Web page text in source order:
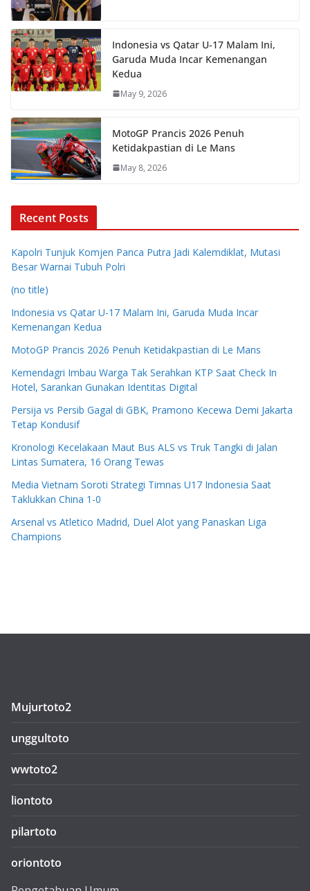
Indonesia vs Qatar U-17 Malam Ini,
Garuda Muda Incar Kemenangan
Kedua
May 9, 2026
MotoGP Prancis 2026 Penuh
Ketidakpastian di Le Mans
May 8, 2026
Recent Posts
Kapolri Tunjuk Komjen Panca Putra Jadi Kalemdiklat, Mutasi
Besar Warnai Tubuh Polri
(no title)
Indonesia vs Qatar U-17 Malam Ini, Garuda Muda Incar
Kemenangan Kedua
MotoGP Prancis 2026 Penuh Ketidakpastian di Le Mans
Kemendagri Imbau Warga Tak Serahkan KTP Saat Check In
Hotel, Sarankan Gunakan Identitas Digital
Persija vs Persib Gagal di GBK, Pramono Kecewa Demi Jakarta
Tetap Kondusif
Kronologi Kecelakaan Maut Bus ALS vs Truk Tangki di Jalan
Lintas Sumatera, 16 Orang Tewas
Media Vietnam Soroti Strategi Timnas U17 Indonesia Saat
Taklukkan China 1-0
Arsenal vs Atletico Madrid, Duel Alot yang Panaskan Liga
Champions
Mujurtoto2
unggultoto
wwtoto2
liontoto
pilartoto
oriontoto